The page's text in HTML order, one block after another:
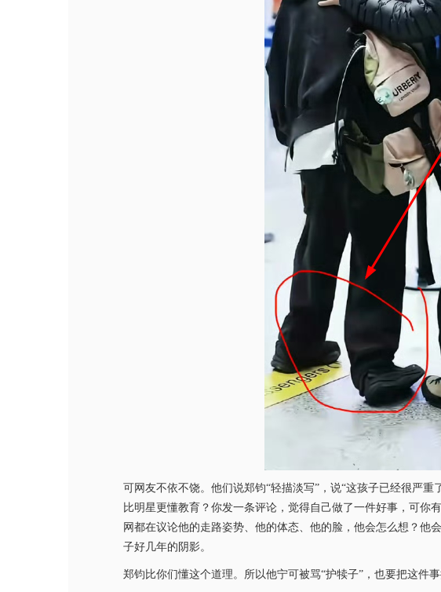
可网友不依不饶。他们说郑钧“轻描淡写”，说“这孩子已经很严
比明星更懂教育？你发一条评论，觉得自己做了一件好事，可
网都在议论他的走路姿势、他的体态、他的脸，他会怎么想？他
子好几年的阴影。
郑钧比你们懂这个道理。所以他宁可被骂“护犊子”，也要把这件